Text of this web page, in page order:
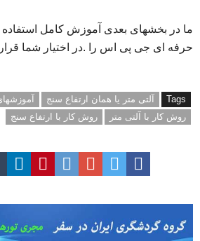
ما در بخشهای بعدی آموزش کامل
حرفه ای جی پی اس را .در اختیار شما قرار
Tags آلتی متر یا همان ارتفاع سنج
روش کار با آلتی متر
روش کار با ارتفاع سنج